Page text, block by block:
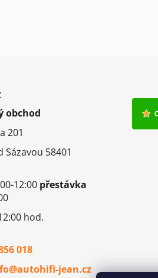
obchod
201
Sázavou 58401
12:00 přestávka
hod.
018
jean.cz